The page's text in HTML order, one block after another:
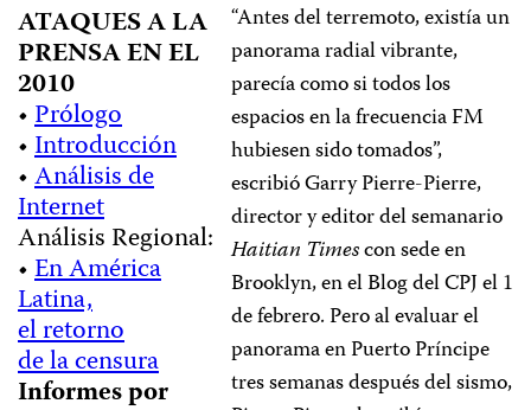
ATAQUES A LA
PRENSA EN EL
2010
•Prólogo
•Introducción
•Análisis de
Internet
Análisis Regional:
•En América
Latina,
el retorno
de la censura
Informes por
“Antes del terremoto, existía un
panorama radial vibrante,
parecía como si todos los
espacios en la frecuencia FM
hubiesen sido tomados”,
escribió Garry Pierre-Pierre,
director y editor del semanario
Haitian Timescon sede en
Brooklyn, en el Blog del CPJ el 1
de febrero. Pero al evaluar el
panorama en Puerto Príncipe
tres semanas después del sismo,